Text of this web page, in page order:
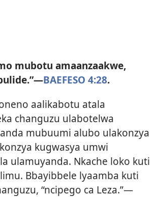
mubotu amaanzaakwe,
BAEFESO 4:28.
aalikabotu atala
changuzu ulabotelwa
mubuumi alubo ulakonzya
kugwasya umwi
ulamuyanda. Nkache loko kuti
Bbayibbele lyaamba kuti
“ncipego ca Leza.”—